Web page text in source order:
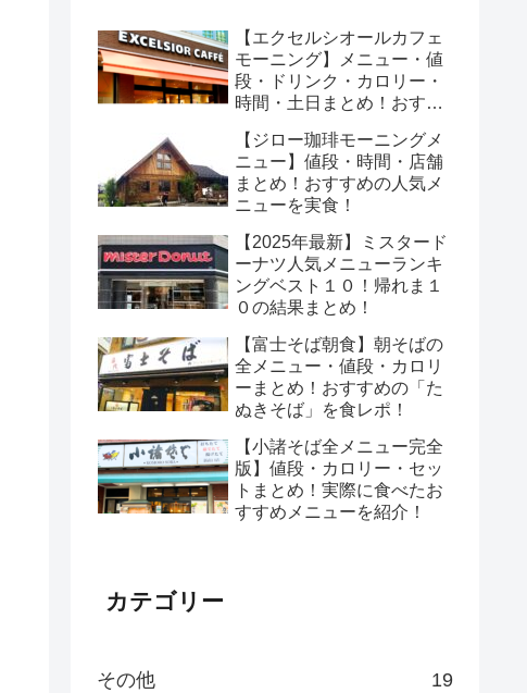
【エクセルシオールカフェ
モーニング】メニュー・値
段・ドリンク・カロリー・
時間・土日まとめ！おすす
【ジロー珈琲モーニングメ
ニュー】値段・時間・店舗
まとめ！おすすめの人気メ
ニューを実食！
【2025年最新】ミスタード
ーナツ人気メニューランキ
ングベスト１０！帰れま１
０の結果まとめ！
【富士そば朝食】朝そばの
全メニュー・値段・カロリ
ーまとめ！おすすめの「た
ぬきそば」を食レポ！
【小諸そば全メニュー完全
版】値段・カロリー・セッ
トまとめ！実際に食べたお
すすめメニューを紹介！
カテゴリー
その他 19